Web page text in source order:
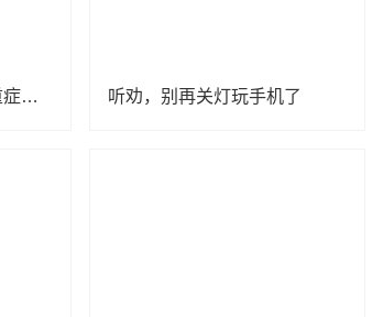
衡阳130公斤小伙突发重症心衰，有这些生活习惯赶紧改 听劝，别再关灯玩手机了